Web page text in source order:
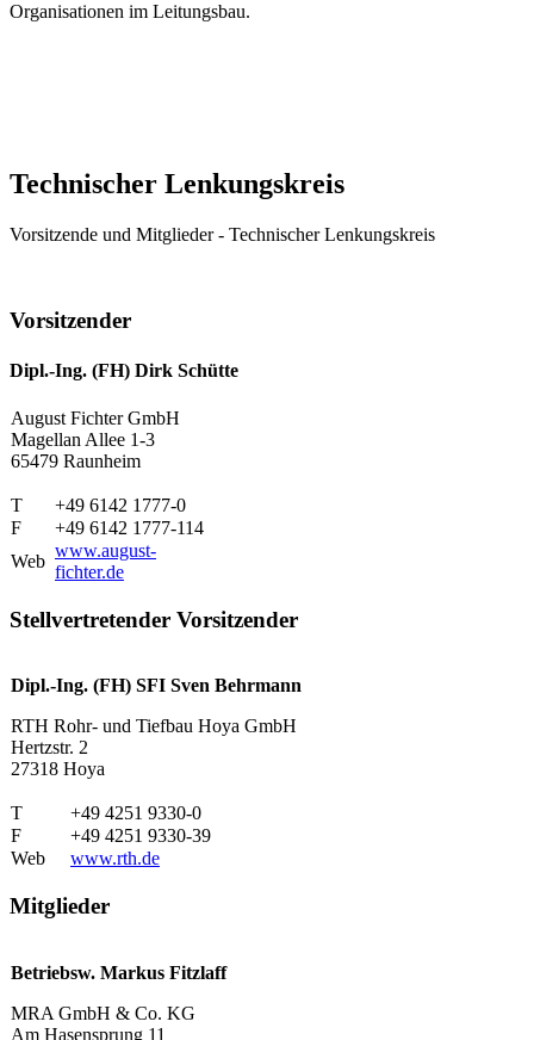
Organisationen im Leitungsbau.
Technischer Lenkungskreis
Vorsitzende und Mitglieder - Technischer Lenkungskreis
Vorsitzender
Dipl.-Ing. (FH) Dirk Schütte
August Fichter GmbH
Magellan Allee 1-3
65479 Raunheim
T
+49 6142 1777-0
F
+49 6142 1777-114
Web
www.august-
fichter.de
Stellvertretender Vorsitzender
Dipl.-Ing. (FH) SFI Sven Behrmann
RTH Rohr- und Tiefbau Hoya GmbH
Hertzstr. 2
27318 Hoya
T
+49 4251 9330-0
F
+49 4251 9330-39
Web
www.rth.de
Mitglieder
Betriebsw. Markus Fitzlaff
MRA GmbH & Co. KG
Am Hasensprung 11